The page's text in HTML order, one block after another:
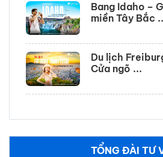
Bang Idaho –
miền Tây Bắc
Du lịch
Cửa ngõ ...
TỔNG ĐÀI TƯ